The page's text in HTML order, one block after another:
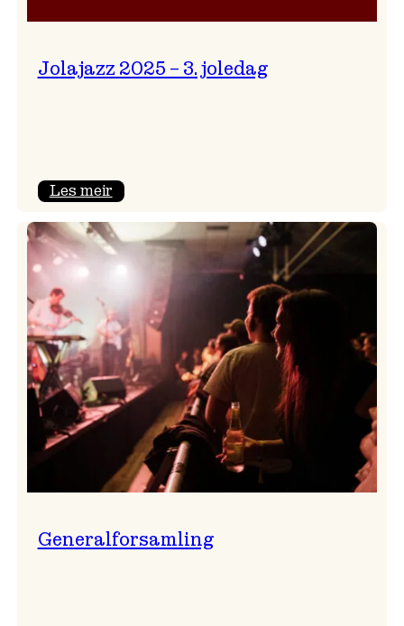
Jolajazz 2025 – 3. joledag
Les meir:
2025
–
joledag
Generalforsamling